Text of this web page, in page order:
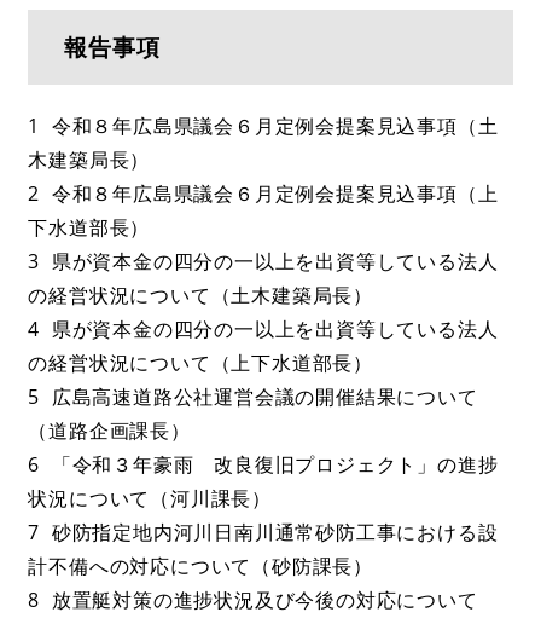
報告事項
1 令和８年広島県議会６月定例会提案見込事項（土
木建築局長）
2 令和８年広島県議会６月定例会提案見込事項（上
下水道部長）
3 県が資本金の四分の一以上を出資等している法人
の経営状況について（土木建築局長）
4 県が資本金の四分の一以上を出資等している法人
の経営状況について（上下水道部長）
5 広島高速道路公社運営会議の開催結果について
（道路企画課長）
6 「令和３年豪雨 改良復旧プロジェクト」の進捗
状況について（河川課長）
7 砂防指定地内河川日南川通常砂防工事における設
計不備への対応について（砂防課長）
8 放置艇対策の進捗状況及び今後の対応について